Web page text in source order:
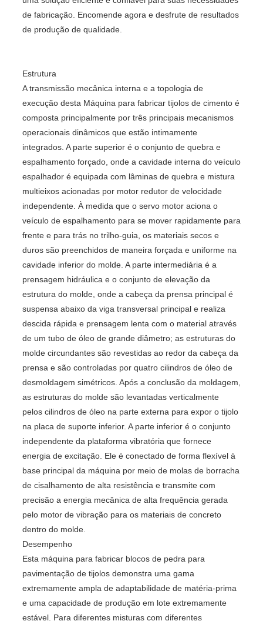
de fabricação. Encomende agora e desfrute de resultados
de produção de qualidade.
Estrutura
A transmissão mecânica interna e a topologia de
execução desta Máquina para fabricar tijolos de cimento é
composta principalmente por três principais mecanismos
operacionais dinâmicos que estão intimamente
integrados. A parte superior é o conjunto de quebra e
espalhamento forçado, onde a cavidade interna do veículo
espalhador é equipada com lâminas de quebra e mistura
multieixos acionadas por motor redutor de velocidade
independente. À medida que o servo motor aciona o
veículo de espalhamento para se mover rapidamente para
frente e para trás no trilho-guia, os materiais secos e
duros são preenchidos de maneira forçada e uniforme na
cavidade inferior do molde. A parte intermediária é a
prensagem hidráulica e o conjunto de elevação da
estrutura do molde, onde a cabeça da prensa principal é
suspensa abaixo da viga transversal principal e realiza
descida rápida e prensagem lenta com o material através
de um tubo de óleo de grande diâmetro; as estruturas do
molde circundantes são revestidas ao redor da cabeça da
prensa e são controladas por quatro cilindros de óleo de
desmoldagem simétricos. Após a conclusão da moldagem,
as estruturas do molde são levantadas verticalmente
pelos cilindros de óleo na parte externa para expor o tijolo
na placa de suporte inferior. A parte inferior é o conjunto
independente da plataforma vibratória que fornece
energia de excitação. Ele é conectado de forma flexível à
base principal da máquina por meio de molas de borracha
de cisalhamento de alta resistência e transmite com
precisão a energia mecânica de alta frequência gerada
pelo motor de vibração para os materiais de concreto
dentro do molde.
Desempenho
Esta máquina para fabricar blocos de pedra para
pavimentação de tijolos demonstra uma gama
extremamente ampla de adaptabilidade de matéria-prima
e uma capacidade de produção em lote extremamente
estável. Para diferentes misturas com diferentes